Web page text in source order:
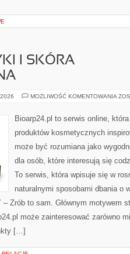
I SKÓRA
MOŻLIWOŚĆ KOMENTOWANIA
Bioarp24.pl to serwis online,
produktów kosmetycznych
może być rozumiana jako
dla osób, które interesują się
To serwis, która wpisuje się w
naturalnymi sposobami dbania o
Zrób to sam. Głównym motywem
może zainteresować zarówno
[…]